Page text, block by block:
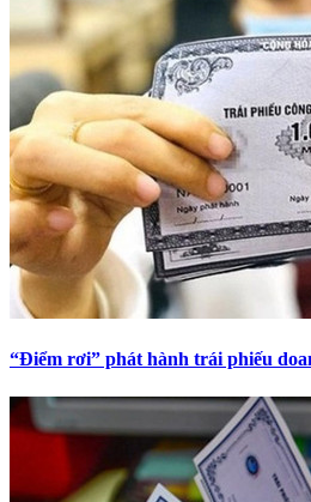
“Điểm rơi” phát hành trái phiếu